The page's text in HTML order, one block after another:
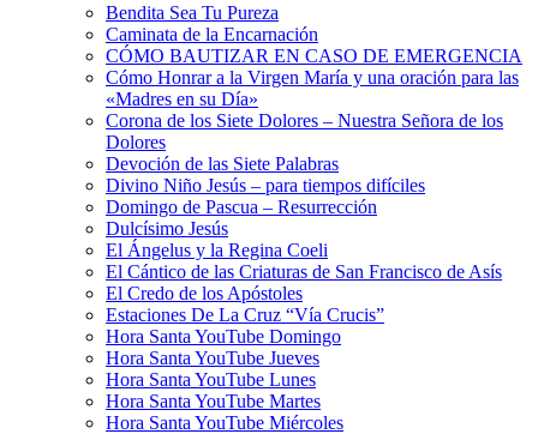
Bendita Sea Tu Pureza
Caminata de la Encarnación
CÓMO BAUTIZAR EN CASO DE EMERGENCIA
Cómo Honrar a la Virgen María y una oración para las
«Madres en su Día»
Corona de los Siete Dolores – Nuestra Señora de los
Dolores
Devoción de las Siete Palabras
Divino Niño Jesús – para tiempos difíciles
Domingo de Pascua – Resurrección
Dulcísimo Jesús
El Ángelus y la Regina Coeli
El Cántico de las Criaturas de San Francisco de Asís
El Credo de los Apóstoles
Estaciones De La Cruz “Vía Crucis”
Hora Santa YouTube Domingo
Hora Santa YouTube Jueves
Hora Santa YouTube Lunes
Hora Santa YouTube Martes
Hora Santa YouTube Miércoles